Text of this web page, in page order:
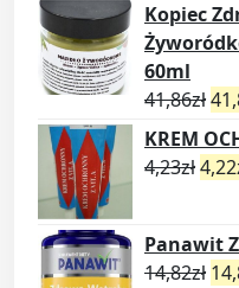
Kopiec
60ml
41,86zł
KREM
4,23zł4,22
Panawit
14,82zł